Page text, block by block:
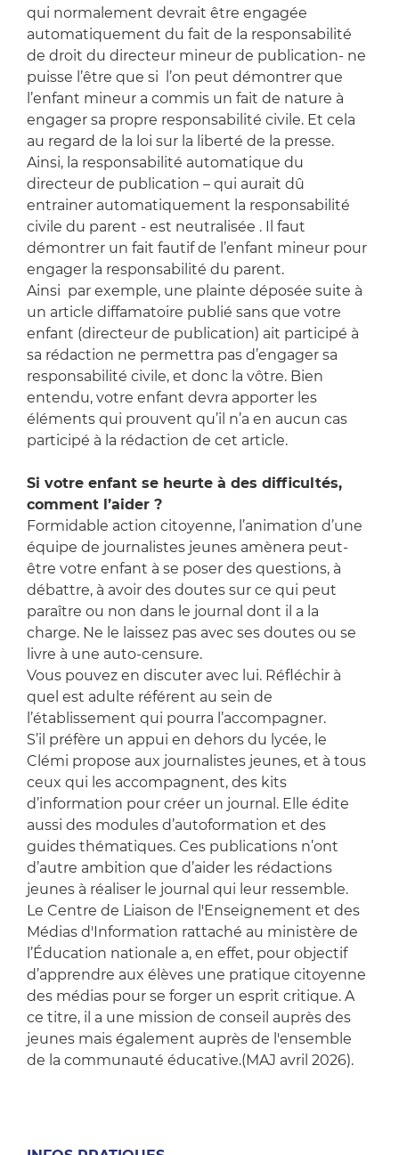
qui normalement devrait être engagée
automatiquement du fait de la responsabilité
de droit du directeur mineur de publication- ne
puisse l’être que si l’on peut démontrer que
l’enfant mineur a commis un fait de nature à
engager sa propre responsabilité civile. Et cela
au regard de la loi sur la liberté de la presse.
Ainsi, la responsabilité automatique du
directeur de publication – qui aurait dû
entrainer automatiquement la responsabilité
civile du parent - est neutralisée . Il faut
démontrer un fait fautif de l’enfant mineur pour
engager la responsabilité du parent.
Ainsi par exemple, une plainte déposée suite à
un article diffamatoire publié sans que votre
enfant (directeur de publication) ait participé à
sa rédaction ne permettra pas d’engager sa
responsabilité civile, et donc la vôtre. Bien
entendu, votre enfant devra apporter les
éléments qui prouvent qu’il n’a en aucun cas
participé à la rédaction de cet article.
Si votre enfant se heurte à des difficultés,
comment l’aider ?
Formidable action citoyenne, l’animation d’une
équipe de journalistes jeunes amènera peut-
être votre enfant à se poser des questions, à
débattre, à avoir des doutes sur ce qui peut
paraître ou non dans le journal dont il a la
charge. Ne le laissez pas avec ses doutes ou se
livre à une auto-censure.
Vous pouvez en discuter avec lui. Réfléchir à
quel est adulte référent au sein de
l’établissement qui pourra l’accompagner.
S’il préfère un appui en dehors du lycée, le
Clémi propose aux journalistes jeunes, et à tous
ceux qui les accompagnent, des kits
d’information pour créer un journal. Elle édite
aussi des modules d’autoformation et des
guides thématiques. Ces publications n’ont
d’autre ambition que d’aider les rédactions
jeunes à réaliser le journal qui leur ressemble.
Le Centre de Liaison de l'Enseignement et des
Médias d'Information rattaché au ministère de
l’Éducation nationale a, en effet, pour objectif
d’apprendre aux élèves une pratique citoyenne
des médias pour se forger un esprit critique. A
ce titre, il a une mission de conseil auprès des
jeunes mais également auprès de l'ensemble
de la communauté éducative.(MAJ avril 2026).